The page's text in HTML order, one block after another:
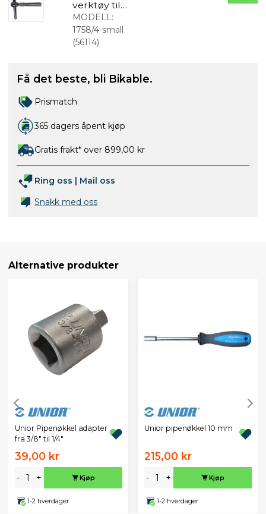
verktøy til
afmonterin
g av enn
caps 12-
MODELL:
1758/4-small
(56114)
Få det beste, bli Bikable.
Prismatch
365 dagers åpent kjøp
Gratis frakt* over 899,00 kr
Ring oss | Mail oss
Snakk med oss
Alternative produkter
Unior Pipenøkkel adapter
fra 3/8" til 1/4"
39,00 kr
- + Kjøp
1-2 hverdager
Unior pipenøkkel 10 mm
215,00 kr
- + Kjøp
1-2 hverdager